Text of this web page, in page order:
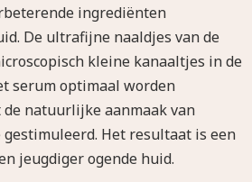
ingrediënten
De ultrafijne naaldjes van de
kleine kanaaltjes in de
serum optimaal worden
natuurlijke aanmaak van
Het resultaat is een
jeugdiger ogende huid.